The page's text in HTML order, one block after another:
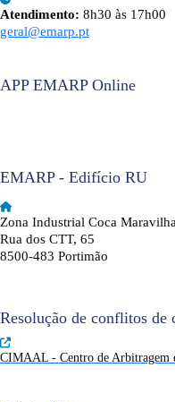
Atendimento: 8h30 às 17h00
geral@emarp.pt
APP EMARP Online
EMARP - Edifício RU
Zona Industrial Coca
Rua dos CTT, 65
8500-483 Portimão
Resolução de conflitos de
CIMAAL - Centro de Arbitragem